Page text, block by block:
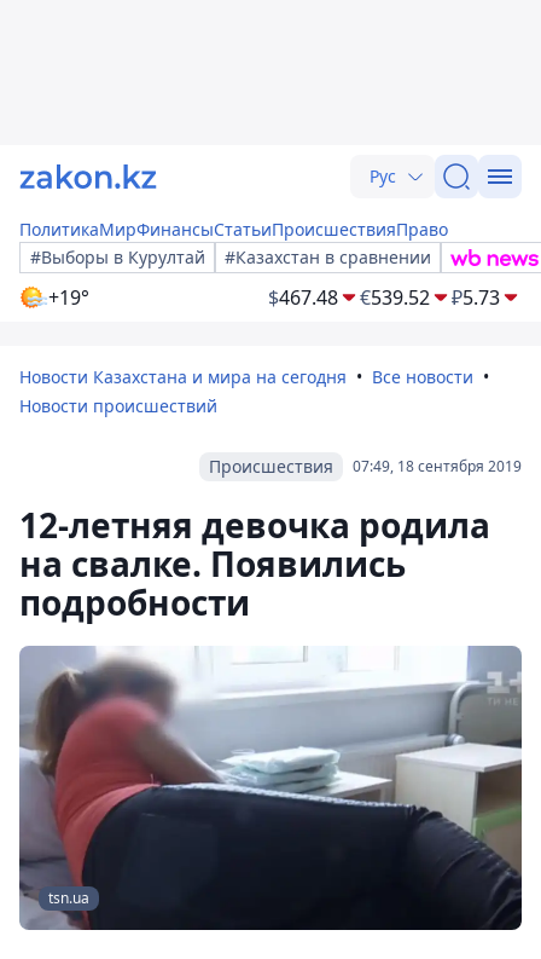
Рус
ПолитикаМирФинансыСтатьиПроисшествияПраво
#Выборы в Курултай
#Казахстан в сравнении
+19° $467.48 €539.52 ₽5.73
Новости Казахстана и мира на сегодня
Все новости
Новости происшествий
07:49, 18 сентября 2019
Происшествия
12-летняя девочка родила
на свалке. Появились
подробности
tsn.ua